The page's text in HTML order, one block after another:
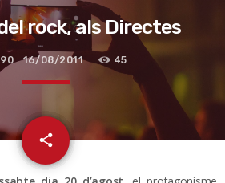
rock, als Directes
16/08/2011 45
share
email